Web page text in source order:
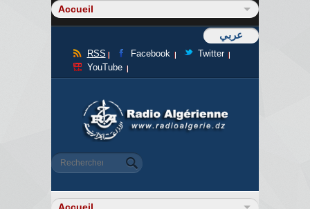
عربي
RSS Facebook
Twitter
YouTube
Formulaire de recherche
Rechercher